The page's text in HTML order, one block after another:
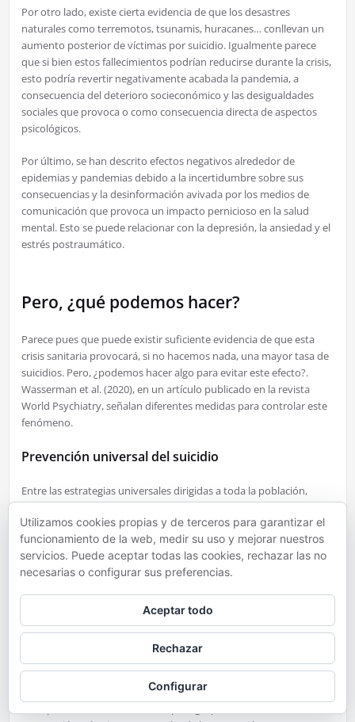
Por otro lado, existe cierta evidencia de que los desastres
naturales como terremotos, tsunamis, huracanes… conllevan un
aumento posterior de víctimas por suicidio. Igualmente parece
que si bien estos fallecimientos podrían reducirse durante la crisis,
esto podría revertir negativamente acabada la pandemia, a
consecuencia del deterioro socieconómico y las desigualdades
sociales que provoca o como consecuencia directa de aspectos
psicológicos.
Por último, se han descrito efectos negativos alrededor de
epidemias y pandemias debido a la incertidumbre sobre sus
consecuencias y la desinformación avivada por los medios de
comunicación que provoca un impacto pernicioso en la salud
mental. Esto se puede relacionar con la depresión, la ansiedad y el
estrés postraumático.
Pero, ¿qué podemos hacer?
Parece pues que puede existir suficiente evidencia de que esta
crisis sanitaria provocará, si no hacemos nada, una mayor tasa de
suicidios. Pero, ¿podemos hacer algo para evitar este efecto?.
Wasserman et al. (2020), en un artículo publicado en la revista
World Psychiatry, señalan diferentes medidas para controlar este
fenómeno.
Prevención universal del suicidio
Entre las estrategias universales dirigidas a toda la población,
estos autores determina como medidas eficaces la lucha contra el
desempleo, la pobreza y las desigualdades y la priorización de
mejora de la accesibilidad a servicios de salud mental. Otro
aspecto importante es la concienciación de los medios de
comunicación para la difusión de información responsable
aumento de consumo de alcohol y restringir el acceso a medios
letales de suicidio son medidas igualmente esenciales en la
prevención.
Prevención selectiva del suicidio
Utilizamos cookies propias y de terceros para garantizar el
funcionamiento de la web, medir su uso y mejorar nuestros
servicios. Puede aceptar todas las cookies, rechazar las no
necesarias o configurar sus preferencias.
Aceptar todo
Rechazar
Configurar